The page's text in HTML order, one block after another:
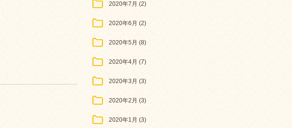
2020年7月 (2)
2020年6月 (2)
2020年5月 (8)
2020年4月 (7)
2020年3月 (3)
2020年2月 (3)
2020年1月 (3)